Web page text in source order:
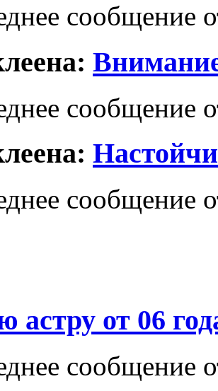
сообщение
сообщение
сообщение
астру от 06
сообщение